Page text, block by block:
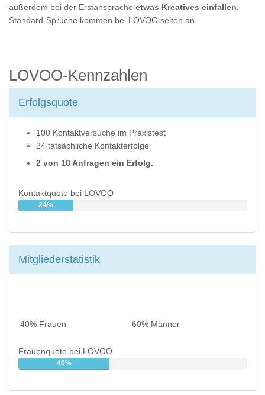
außerdem bei der Erstansprache etwas Kreatives einfallen.
Standard-Sprüche kommen bei LOVOO selten an.
LOVOO-Kennzahlen
Erfolgsquote
100 Kontaktversuche im Praxistest
24 tatsächliche Kontakterfolge
2 von 10 Anfragen ein Erfolg.
Kontaktquote bei LOVOO
24%
Mitgliederstatistik
40% Frauen 60% Männer
Frauenquote bei LOVOO
40%